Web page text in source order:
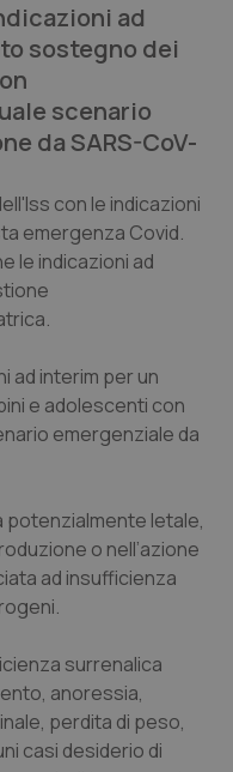
ad
sostegno dei
scenario
da SARS-CoV-
con le indicazioni
emergenza Covid.
le indicazioni ad
ad interim per un
e adolescenti con
emergenziale da
potenzialmente letale,
o nell’azione
ad insufficienza
surrenalica
anoressia,
perdita di peso,
casi desiderio di